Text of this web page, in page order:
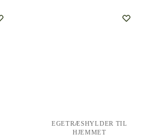
EGETRÆSHYLDER TIL
HJEMMET